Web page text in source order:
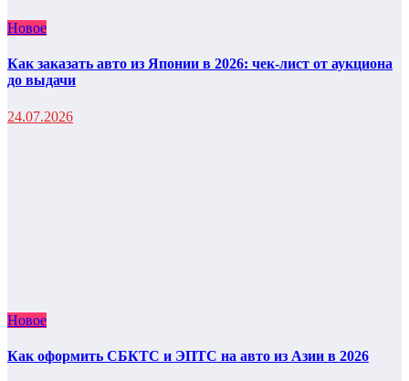
Новое
Как заказать авто из Японии в 2026: чек-лист от аукциона
до выдачи
24.07.2026
Новое
Как оформить СБКТС и ЭПТС на авто из Азии в 2026